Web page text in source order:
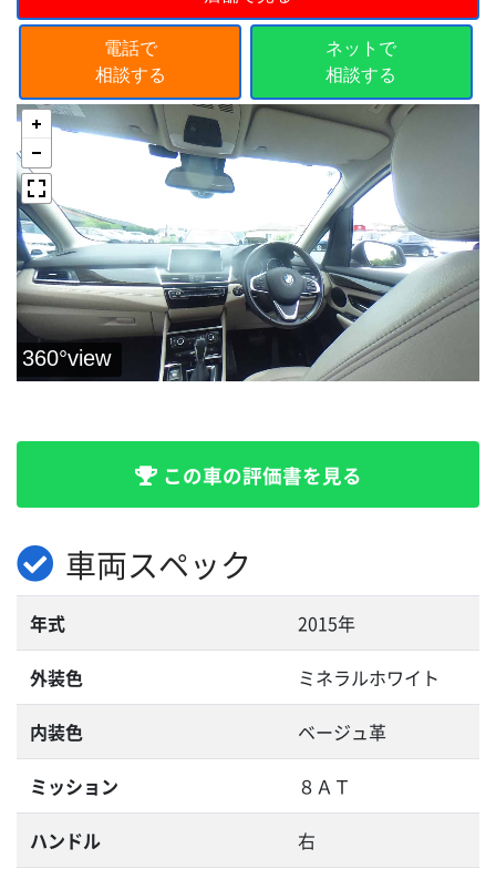
電話で
相談する
ネットで
相談する
この車の評価書を見る
車両スペック
年式 2015年
外装色 ミネラルホワイト
内装色 ベージュ革
ミッション ８ＡＴ
ハンドル 右